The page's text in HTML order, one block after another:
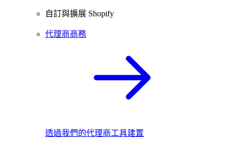
自訂與擴展 Shopify
代理商商務
透過我們的代理商工具建置